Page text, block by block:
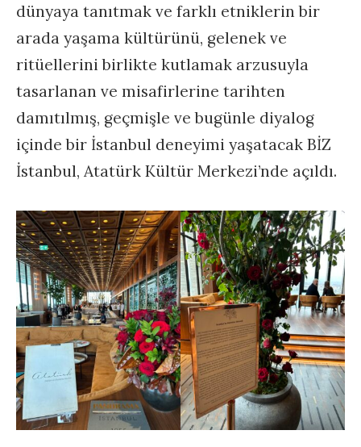
dünyaya tanıtmak ve farklı etniklerin bir
arada yaşama kültürünü, gelenek ve
ritüellerini birlikte kutlamak arzusuyla
tasarlanan ve misafirlerine tarihten
damıtılmış, geçmişle ve bugünle diyalog
içinde bir İstanbul deneyimi yaşatacak BİZ
İstanbul, Atatürk Kültür Merkezi’nde açıldı.